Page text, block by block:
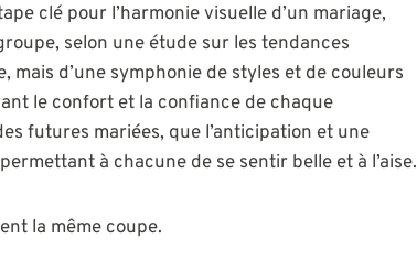
clé pour l’harmonie visuelle d’un mariage,
selon une étude sur les tendances
mais d’une symphonie de styles et de couleurs
le confort et la confiance de chaque
futures mariées, que l’anticipation et une
à chacune de se sentir belle et à l’aise.
la même coupe.